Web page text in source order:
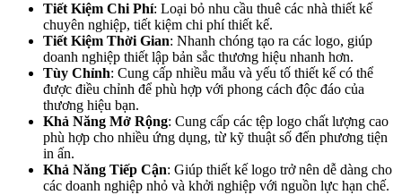
Tiết Kiệm Chi Phí: Loại bỏ nhu cầu thuê các nhà thiết kế
chuyên nghiệp, tiết kiệm chi phí thiết kế.
Tiết Kiệm Thời Gian: Nhanh chóng tạo ra các logo, giúp
doanh nghiệp thiết lập bản sắc thương hiệu nhanh hơn.
Tùy Chỉnh: Cung cấp nhiều mẫu và yếu tố thiết kế có thể
được điều chỉnh để phù hợp với phong cách độc đáo của
thương hiệu bạn.
Khả Năng Mở Rộng: Cung cấp các tệp logo chất lượng cao
phù hợp cho nhiều ứng dụng, từ kỹ thuật số đến phương tiện
in ấn.
Khả Năng Tiếp Cận: Giúp thiết kế logo trở nên dễ dàng cho
các doanh nghiệp nhỏ và khởi nghiệp với nguồn lực hạn chế.